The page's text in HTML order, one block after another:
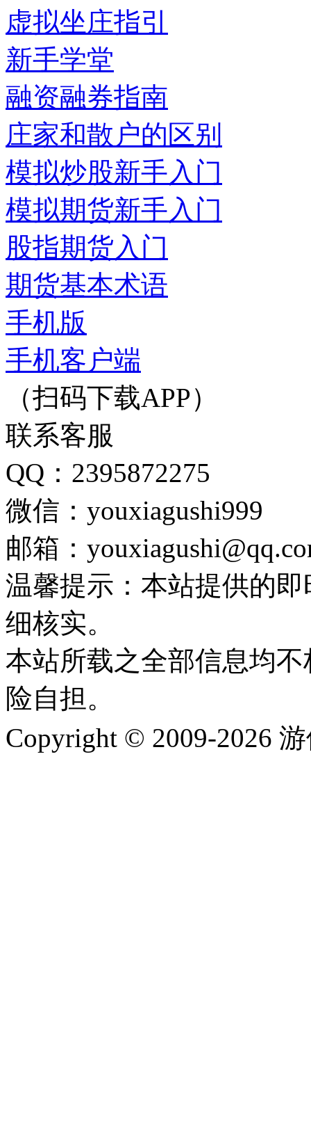
虚拟坐庄指引
新手学堂
融资融券指南
庄家和散户的区别
模拟炒股新手入门
模拟期货新手入门
股指期货入门
期货基本术语
手机版
手机客户端
（扫码下载APP）
联系客服
QQ：2395872275
微信：youxiagushi999
邮箱：
温馨提示：本站提供的
细核实。
本站所载之全部信息均
险自担。
Copyright © 2009-2026